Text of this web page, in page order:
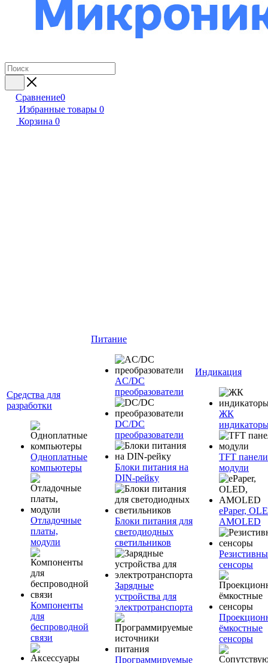
Сравнение0
Избранные товары 0
Корзина 0
Средства для
разработки
Одноплатные
компьютеры
Отладочные
платы,
модули
Компоненты
для
беспроводной
связи
Питание
AC/DC
преобразователи
DC/DC
преобразователи
Блоки питания на
DIN-рейку
Блоки питания для
светодиодных
светильников
Зарядные
устройства для
электротранспорта
Программируемые
Индикация
ЖК
TFT
модули
ePaper,
AMOLED
сенсоры
ёмкостные
сенсоры